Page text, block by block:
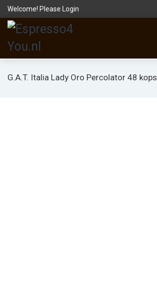
Welcome! Please Login
G.A.T. Italia Lady Oro Percolator 48 kops